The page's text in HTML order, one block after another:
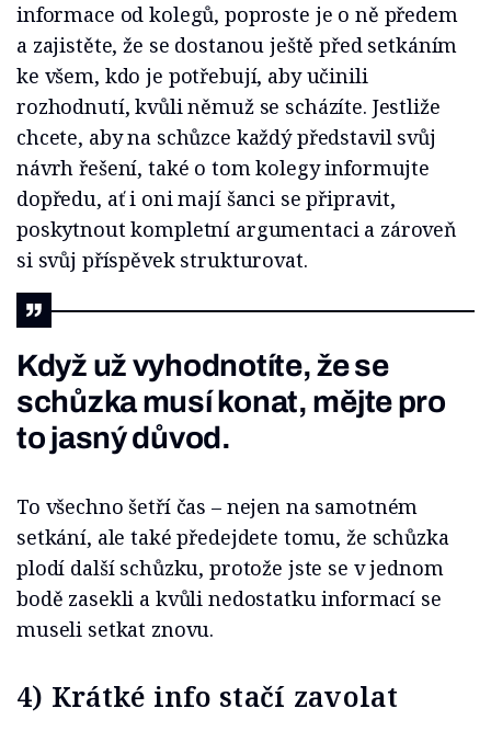
informace od kolegů, poproste je o ně předem
a zajistěte, že se dostanou ještě před setkáním
ke všem, kdo je potřebují, aby učinili
rozhodnutí, kvůli němuž se scházíte. Jestliže
chcete, aby na schůzce každý představil svůj
návrh řešení, také o tom kolegy informujte
dopředu, ať i oni mají šanci se připravit,
poskytnout kompletní argumentaci a zároveň
si svůj příspěvek strukturovat.
Když už vyhodnotíte, že se
schůzka musí konat, mějte pro
to jasný důvod.
To všechno šetří čas – nejen na samotném
setkání, ale také předejdete tomu, že schůzka
plodí další schůzku, protože jste se v jednom
bodě zasekli a kvůli nedostatku informací se
museli setkat znovu.
4) Krátké info stačí zavolat